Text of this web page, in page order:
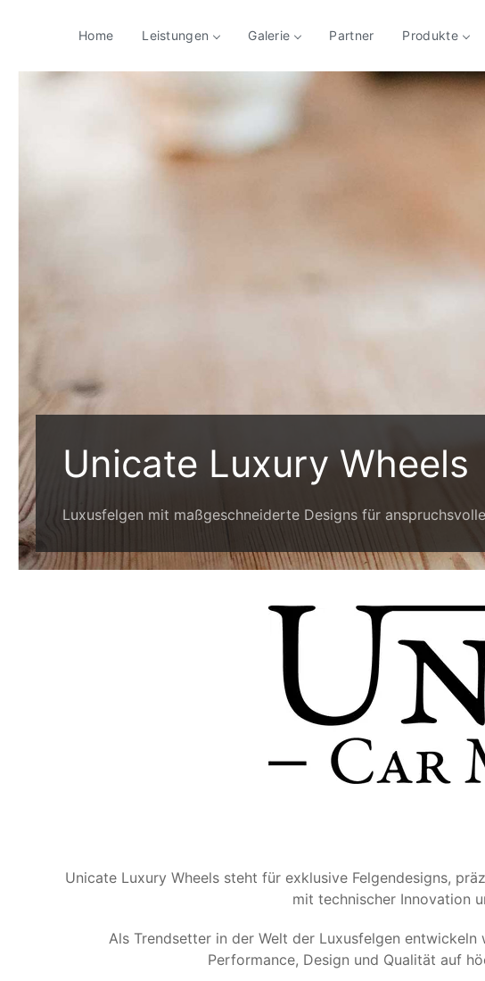
Home Leistungen Galerie Partner Produkte
Unicate Luxury Wheels
Luxusfelgen mit maßgeschneiderte Designs für
Unicate Luxury Wheels steht für exklusive Felgendesigns,
mit technischer Innovation
Als Trendsetter in der Welt der Luxusfelgen
Performance, Design und Qualität auf